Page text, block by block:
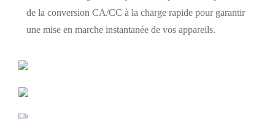
de la conversion CA/CC à la charge rapide pour garantir
une mise en marche instantanée de vos appareils.